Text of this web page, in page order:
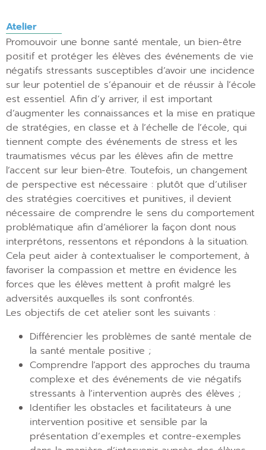
Atelier
Promouvoir une bonne santé mentale, un bien-être
positif et protéger les élèves des événements de vie
négatifs stressants susceptibles d’avoir une incidence
sur leur potentiel de s’épanouir et de réussir à l’école
est essentiel. Afin d’y arriver, il est important
d’augmenter les connaissances et la mise en pratique
de stratégies, en classe et à l’échelle de l’école, qui
tiennent compte des événements de stress et les
traumatismes vécus par les élèves afin de mettre
l’accent sur leur bien-être. Toutefois, un changement
de perspective est nécessaire : plutôt que d’utiliser
des stratégies coercitives et punitives, il devient
nécessaire de comprendre le sens du comportement
problématique afin d’améliorer la façon dont nous
interprétons, ressentons et répondons à la situation.
Cela peut aider à contextualiser le comportement, à
favoriser la compassion et mettre en évidence les
forces que les élèves mettent à profit malgré les
adversités auxquelles ils sont confrontés.
Les objectifs de cet atelier sont les suivants :
Différencier les problèmes de santé mentale de
la santé mentale positive ;
Comprendre l’apport des approches du trauma
complexe et des événements de vie négatifs
stressants à l’intervention auprès des élèves ;
Identifier les obstacles et facilitateurs à une
intervention positive et sensible par la
présentation d’exemples et contre-exemples